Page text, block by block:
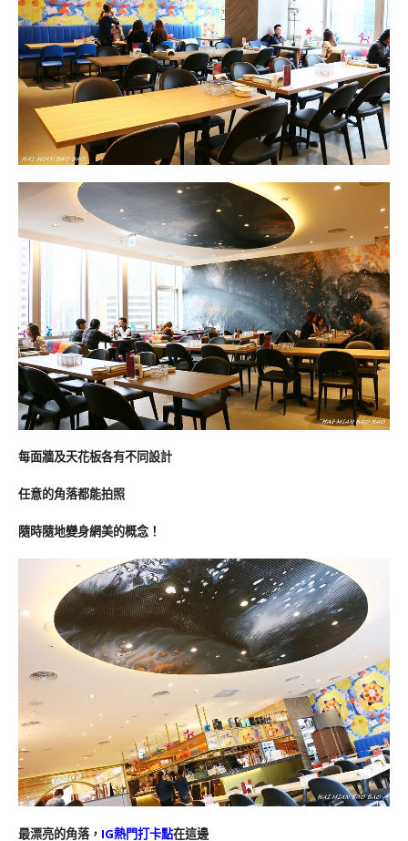
每面牆及天花板各有不同設計
任意的角落都能拍照
隨時隨地變身網美的概念！
最漂亮的角落， IG熱門打卡點在這邊